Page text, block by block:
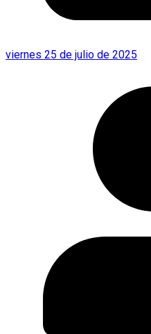
viernes 25 de julio de 2025